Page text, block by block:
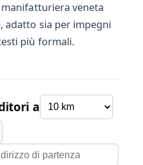
veneta
adatto sia per impegni
più formali.
a